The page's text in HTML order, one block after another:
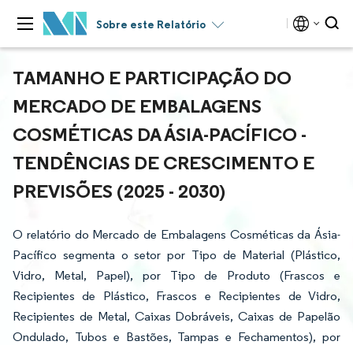
Sobre este Relatório
TAMANHO E PARTICIPAÇÃO DO
MERCADO DE EMBALAGENS
COSMÉTICAS DA ÁSIA-PACÍFICO -
TENDÊNCIAS DE CRESCIMENTO E
PREVISÕES (2025 - 2030)
O relatório do Mercado de Embalagens Cosméticas da Ásia-
Pacífico segmenta o setor por Tipo de Material (Plástico,
Vidro, Metal, Papel), por Tipo de Produto (Frascos e
Recipientes de Plástico, Frascos e Recipientes de Vidro,
Recipientes de Metal, Caixas Dobráveis, Caixas de Papelão
Ondulado, Tubos e Bastões, Tampas e Fechamentos), por